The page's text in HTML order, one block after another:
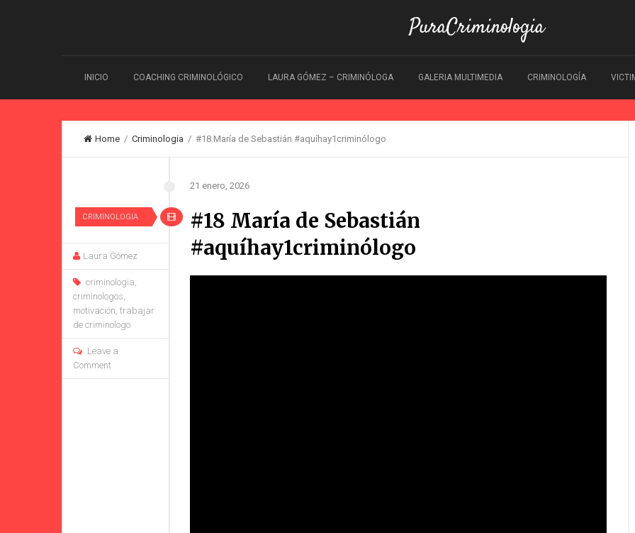
PuraCriminologia
INICIO COACHING CRIMINOLÓGICO LAURA GÓMEZ – CRIMINÓLOGA GALERIA MULTIMEDIA CRIMINOLOGÍA
Home / Criminologia / #18 María de Sebastián #aquíhay1criminólogo
CRIMINOLOGIA
21 enero, 2026
#18 María de Sebastián
#aquíhay1criminólogo
Laura Gómez
criminologia,
criminologos,
motivación, trabajar
de criminologo
Leave a
Comment